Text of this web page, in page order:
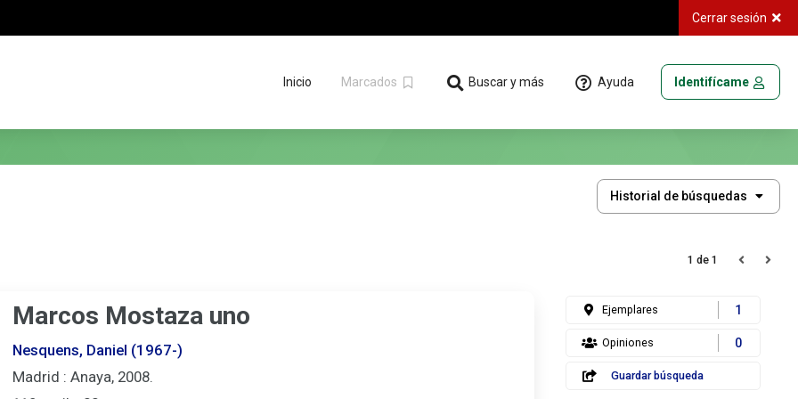
Cerrar sesión
Inicio Marcados Buscar y más Ayuda Identifícame
Historial
de
Historial de búsquedas
1 de 1
Marcos Mostaza uno
Nesquens, Daniel (1967-)
Madrid : Anaya, 2008.
Ejemplares 1
Opiniones 0
Guardar búsqueda